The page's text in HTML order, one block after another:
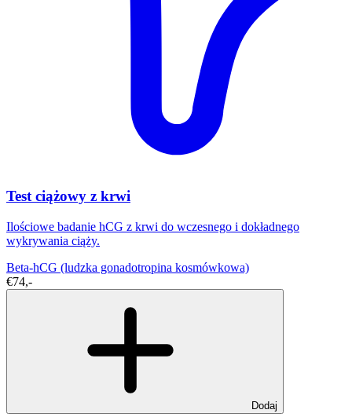
Test ciążowy z krwi
Ilościowe badanie hCG z krwi do wczesnego i dokładnego
wykrywania ciąży.
Beta-hCG (ludzka gonadotropina kosmówkowa)
€74,-
Dodaj